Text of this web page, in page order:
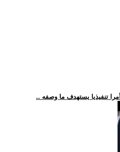
تنفيذيا يستهدف ما وصفه